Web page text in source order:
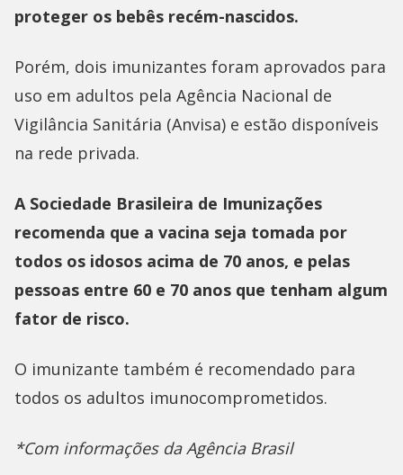
proteger os bebês recém-nascidos.
Porém, dois imunizantes foram aprovados para
uso em adultos pela Agência Nacional de
Vigilância Sanitária (Anvisa) e estão disponíveis
na rede privada.
A Sociedade Brasileira de Imunizações
recomenda que a vacina seja tomada por
todos os idosos acima de 70 anos, e pelas
pessoas entre 60 e 70 anos que tenham algum
fator de risco.
O imunizante também é recomendado para
todos os adultos imunocomprometidos.
*Com informações da Agência Brasil